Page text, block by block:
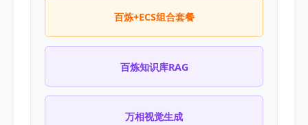
百炼+ECS组合套餐
百炼知识库RAG
万相视觉生成